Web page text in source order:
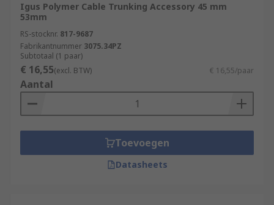
Igus Polymer Cable Trunking Accessory 45 mm
53mm
RS-stocknr. 817-9687
Fabrikantnummer 3075.34PZ
Subtotaal (1 paar)
€ 16,55(excl. BTW) € 16,55/paar
Aantal
Toevoegen
Datasheets